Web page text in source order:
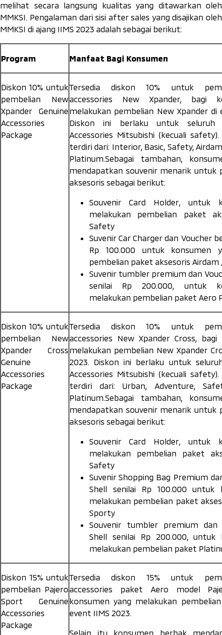
melihat secara langsung kualitas yang ditawarkan oleh
MMKSI. Pengalaman dari sisi after sales yang disajikan oleh
MMKSI di ajang IIMS 2023 adalah sebagai berikut:
Program Manfaat Bagi Konsumen
Diskon 10% untuk
pembelian New
Xpander Genuine
Accessories
Package
Tersedia diskon 10% untuk
accessories New Xpander, bagi
melakukan pembelian New Xpander di
Diskon ini berlaku untuk seluruh
Accessories Mitsubishi (kecuali safety
terdiri dari: Interior, Basic, Safety,
Platinum.Sebagai tambahan,
mendapatkan souvenir menarik untuk
aksesoris sebagai berikut:
Souvenir Card Holder, untuk
melakukan pembelian paket
Safety
SuvenirCar Charger dan Voucher
Rp 100.000 untuk konsumen
pembelian paket aksesoris Airdam
Suvenir tumbler premium dan
senilai Rp 200.000, untuk
melakukan pembelian paket Aero
Diskon 10% untuk
pembelian New
Xpander Cross
Genuine
Accessories
Package
Tersedia diskon 10% untuk
accessories New Xpander Cross,
melakukan pembelian New Xpander
2023. Diskon ini berlaku untuk
Accessories Mitsubishi (kecuali safety
terdiri dari: Urban, Adventure,
Platinum.Sebagai tambahan,
mendapatkan souvenir menarik untuk
aksesoris sebagai berikut:
Souvenir Card Holder, untuk
melakukan pembelian paket
Safety
SuvenirShopping Bag Premium
Shell senilai Rp 100.000 untuk
melakukan pembelian paket
Sporty
Souvenir tumbler premium
Shell senilai Rp 200.000, untuk
melakukan pembelian paket
Diskon 15% untuk
pembelian Pajero
Sport Genuine
Accessories
Package
Tersedia diskon 15% untuk
accessories paket Aero model
konsumen yang melakukan
event IIMS 2023.
Selain itu konsumen berhak